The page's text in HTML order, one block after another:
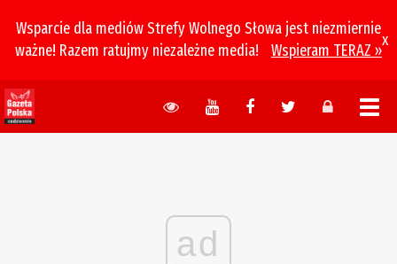
Wsparcie dla mediów Strefy Wolnego Słowa jest niezmiernie
ważne! Razem ratujmy niezależne media!
Wspieram TERAZ »
x
ad